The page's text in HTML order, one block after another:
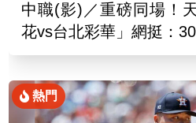
中職(影)／重磅同場！
花vs台北彩華」網挺：
熱門